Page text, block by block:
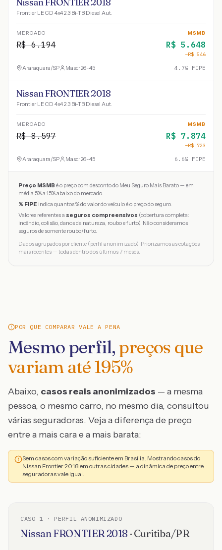
Frontier LE CD 4x4 2.3 Bi-TB Diesel Aut.
MERCADO
R$6.194
MSMB
R$ 5.648
−R$ 546
Araraquara/SP Masc · 26-45 4.7% FIPE
Nissan FRONTIER 2018
Frontier LE CD 4x4 2.3 Bi-TB Diesel Aut.
MERCADO
R$8.597
MSMB
R$ 7.874
−R$ 723
Araraquara/SP Masc · 26-45 6.6% FIPE
Preço MSMB é o preço com desconto do Meu Seguro Mais Barato — em
média 5% a 15% abaixo do mercado.
% FIPE indica quantos % do valor do veículo é o preço do seguro.
Valores referentes a seguros compreensivos (cobertura completa:
incêndio, colisão, danos da natureza, roubo e furto). Não consideramos
seguros de somente roubo/furto.
Dados agrupados por cliente (perfil anonimizado). Priorizamos as cotações
mais recentes — todas dentro dos últimos 7 meses.
POR QUE COMPARAR VALE A PENA
Mesmo perfil, preços que
variam até195%
Abaixo, casos reais anonimizados — a mesma
pessoa, o mesmo carro, no mesmo dia, consultou
várias seguradoras. Veja a diferença de preço
entre a mais cara e a mais barata:
Sem casos com variação suficiente em Brasília. Mostrando casos do
Nissan Frontier 2018 em outras cidades — a dinâmica de preço entre
seguradoras vale igual.
CASO 1 · PERFIL ANONIMIZADO
NissanFRONTIER2018 · Curitiba/PR